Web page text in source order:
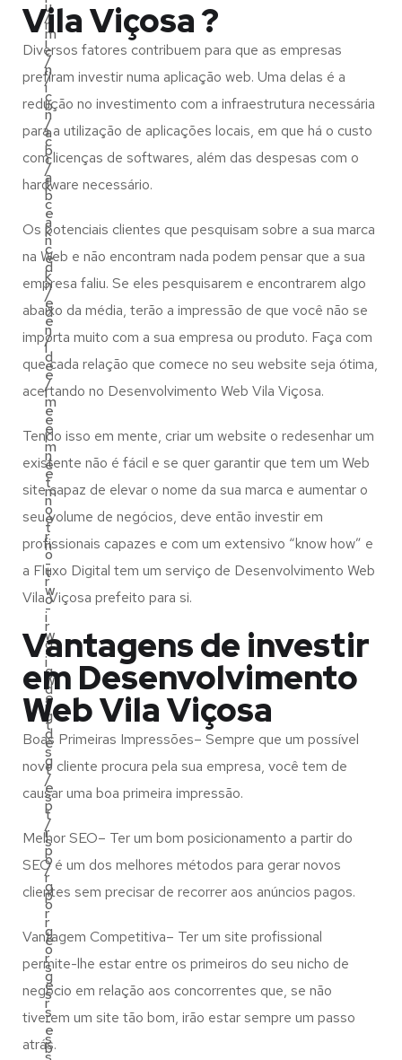
n
c
/
b
a
c
k
e
n
d
/
e
l
e
m
e
n
t
o
r
-
w
i
d
g
e
t
s
/
p
r
o
g
r
e
s
s
-
b
/
i
n
c
/
b
a
c
k
e
n
d
/
e
l
e
m
e
n
t
o
r
-
w
i
d
g
e
t
s
/
p
r
o
g
r
e
s
s
u
m
/
i
n
c
/
b
a
c
k
e
n
d
/
e
l
e
m
e
n
t
o
r
-
w
i
d
g
e
t
s
/
p
r
o
g
r
e
Vila Viçosa ?
Diversos fatores contribuem para que as empresas
prefiram investir numa aplicação web. Uma delas é a
redução no investimento com a infraestrutura necessária
para a utilização de aplicações locais, em que há o custo
com licenças de softwares, além das despesas com o
hardware necessário.
Os potenciais clientes que pesquisam sobre a sua marca
na Web e não encontram nada podem pensar que a sua
empresa faliu. Se eles pesquisarem e encontrarem algo
abaixo da média, terão a impressão de que você não se
importa muito com a sua empresa ou produto. Faça com
que cada relação que comece no seu website seja ótima,
acertando no Desenvolvimento Web Vila Viçosa.
Tendo isso em mente, criar um website o redesenhar um
existente não é fácil e se quer garantir que tem um Web
site capaz de elevar o nome da sua marca e aumentar o
seu volume de negócios, deve então investir em
profissionais capazes e com um extensivo “know how” e
a Fluxo Digital tem um serviço de Desenvolvimento Web
Vila Viçosa prefeito para si.
Vantagens de investir
em Desenvolvimento
Web Vila Viçosa
Boas Primeiras Impressões– Sempre que um possível
novo cliente procura pela sua empresa, você tem de
causar uma boa primeira impressão.
Melhor SEO– Ter um bom posicionamento a partir do
SEO é um dos melhores métodos para gerar novos
clientes sem precisar de recorrer aos anúncios pagos.
Vantagem Competitiva– Ter um site profissional
permite-lhe estar entre os primeiros do seu nicho de
negócio em relação aos concorrentes que, se não
tiverem um site tão bom, irão estar sempre um passo
atrás.